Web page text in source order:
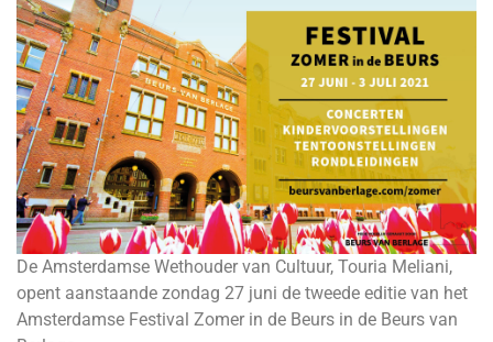
De Amsterdamse Wethouder van Cultuur, Touria Meliani,
opent aanstaande zondag 27 juni de tweede editie van het
Amsterdamse Festival Zomer in de Beurs in de Beurs van